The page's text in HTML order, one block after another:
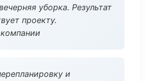
уборка. Результат
проекту.
и